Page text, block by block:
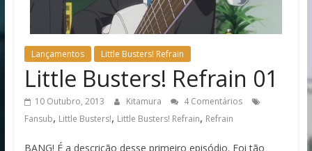
Lançamentos Little Busters! Refrain
Little Busters! Refrain 01
10 Outubro, 2013 Kitamura
4 Comentários
Fansub, Little Busters!, Little Busters! Refrain, Refrain
BANG! É a descrição desse primeiro episódio. Foi tão